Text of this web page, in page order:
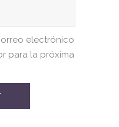
electrónico
para la próxima